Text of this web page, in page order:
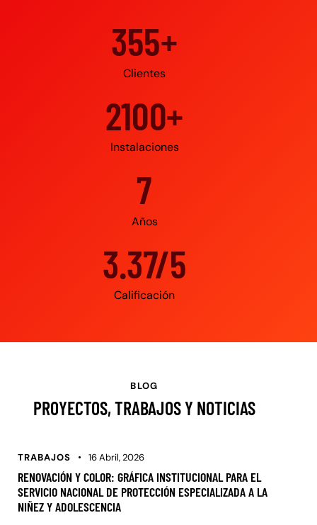
500+
Clientes
3000+
Instalaciones
10
Años
4.95/5
Calificación
BLOG
PROYECTOS, TRABAJOS Y NOTICIAS
TRABAJOS 16 Abril, 2026
RENOVACIÓN Y COLOR: GRÁFICA INSTITUCIONAL PARA EL
SERVICIO NACIONAL DE PROTECCIÓN ESPECIALIZADA A LA
NIÑEZ Y ADOLESCENCIA